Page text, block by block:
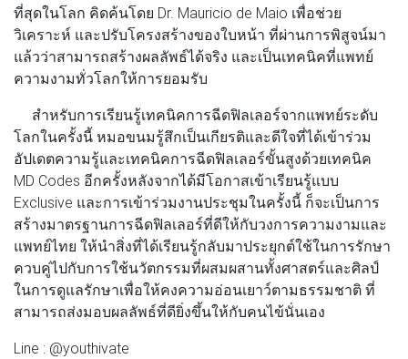
ที่สุดในโลก คิดค้นโดย Dr. Mauricio de Maio เพื่อช่วย
วิเคราะห์ และปรับโครงสร้างของใบหน้า ที่ผ่านการพิสูจน์มา
แล้วว่าสามารถสร้างผลลัพธ์ได้จริง และเป็นเทคนิคที่แพทย์
ความงามทั่วโลกให้การยอมรับ
สำหรับการเรียนรู้เทคนิคการฉีดฟิลเลอร์จากแพทย์ระดับ
โลกในครั้งนี้ หมอขนมรู้สึกเป็นเกียรติและดีใจที่ได้เข้าร่วม
อัปเดตความรู้และเทคนิคการฉีดฟิลเลอร์ขั้นสูงด้วยเทคนิค
MD Codes อีกครั้งหลังจากได้มีโอกาสเข้าเรียนรู้แบบ
Exclusive และการเข้าร่วมงานประชุมในครั้งนี้ ก็จะเป็นการ
สร้างมาตรฐานการฉีดฟิลเลอร์ที่ดีให้กับวงการความงามและ
แพทย์ไทย ให้นำสิ่งที่ได้เรียนรู้กลับมาประยุกต์ใช้ในการรักษา
ควบคู่ไปกับการใช้นวัตกรรมที่ผสมผสานทั้งศาสตร์และศิลป์
ในการดูแลรักษาเพื่อให้คงความอ่อนเยาว์ตามธรรมชาติ ที่
สามารถส่งมอบผลลัพธ์ที่ดียิ่งขึ้นให้กับคนไข้นั่นเอง
Line : @youthivate